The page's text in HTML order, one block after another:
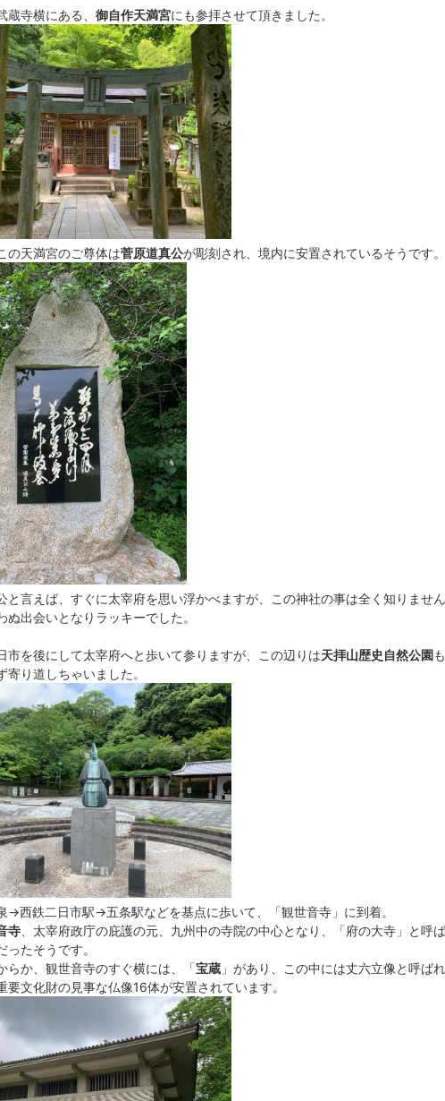
蔵寺横にある、 御自作天満宮にも参拝させて頂きました。
の天満宮のご尊体は菅原道真公が彫刻され、境内に安置されているそうです。
と言えば、すぐに太宰府を思い浮かべますが、この神社の事は全く知りませ
ぬ出会いとなりラッキーでした。
市を後にして太宰府へと歩いて参りますが、この辺りは天拝山歴史自然公園
寄り道しちゃいました。
→西鉄二日市駅→五条駅などを基点に歩いて、「観世音寺」 に到着。
寺 、太宰府政庁の庇護の元、九州中の寺院の中心となり、「府の大寺 」と呼
ったそうです。
らか、観世音寺のすぐ横には、「宝蔵 」があり、この中には丈六立像と呼ば
要文化財の見事な仏像16体が安置されています。